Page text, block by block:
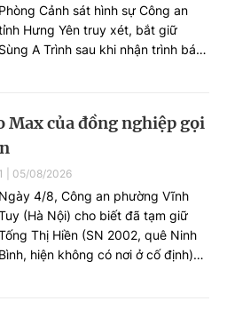
Phòng Cảnh sát hình sự Công an
Hưng Yên truy xét, bắt giữ
Sùng A Trình sau khi nhận trình báo
Max của đồng nghiệp gọi
05/08/2026
Ngày 4/8, Công an phường Vĩnh
(Hà Nội) cho biết đã tạm giữ
Thị Hiền (SN 2002, quê Ninh
Bình, hiện không có nơi ở cố định)